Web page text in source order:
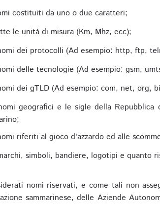
costituiti da uno o due caratteri;
le unità di misura (Km, Mhz, ecc);
dei protocolli (Ad esempio: http, ftp,
delle tecnologie (Ad esempio: gsm,
dei gTLD (Ad esempio: com, net, org,
geografici e le sigle della
riferiti al gioco d'azzardo ed alle
simboli, bandiere, logotipi e quanto
nomi riservati, e come tali non
sammarinese, delle Aziende